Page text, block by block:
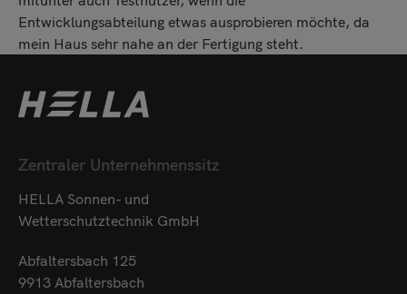
Entwicklungsabteilung etwas ausprobieren möchte, da
mein Haus sehr nahe an der Fertigung steht.
Zentraler Unternehmenssitz
HELLA Sonnen- und
Wetterschutztechnik GmbH
Abfaltersbach 125
9913 Abfaltersbach